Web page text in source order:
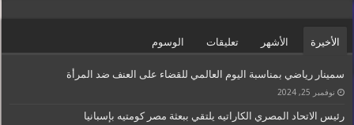
الأخيرة الأشهر تعليقات الوسوم
سمينار رياضي بمناسبة اليوم العالمي للقضاء على العنف ضد المرأة
نوفمبر 25, 2024
رئيس الاتحاد المصري الكاراتيه يلتقي ببعثة مصر كومتيه بإسبانيا